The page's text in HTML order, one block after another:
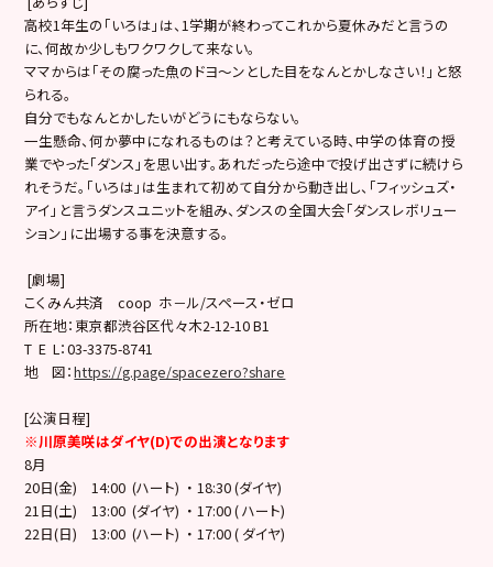
高校1年生の「いろは」は、1学期が終わってこれから夏休みだと言うの
に、何故か少しもワクワクして来ない。
ママからは「その腐った魚のドヨ〜ンとした目をなんとかしなさい！」と怒
られる。
自分でもなんとかしたいがどうにもならない。
一生懸命、何か夢中になれるものは？と考えている時、中学の体育の授
業でやった「ダンス」を思い出す。あれだったら途中で投げ出さずに続けら
れそうだ。「いろは」は生まれて初めて自分から動き出し、「フィッシュズ・
アイ」と言うダンスユニットを組み、ダンスの全国大会「ダンスレボリュー
ション」に出場する事を決意する。
[劇場]
こくみん共済 coop ホ－ル/スペース・ゼロ
所在地：東京都渋谷区代々木2-12-10 B1
T E L：03-3375-8741
地 図：https://g.page/spacezero?share
[公演日程]
※川原美咲はダイヤ(D)での出演となります
8月
20日(金) 14:00 (ハート) ・ 18:30 (ダイヤ)
21日(土) 13:00 (ダイヤ) ・ 17:00 ( ハート)
22日(日) 13:00 (ハート) ・ 17:00 ( ダイヤ)